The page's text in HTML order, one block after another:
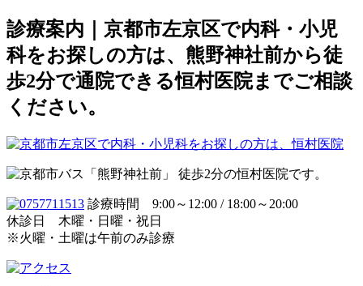
診療案内｜京都市左京区で内科・小児
科をお探しの方は、熊野神社前から徒
歩2分で通院できる恒村医院までご相談
ください。
診療時間 9:00～12:00 / 18:00～20:00
休診日 木曜・日曜・祝日
※火曜・土曜は午前のみ診療